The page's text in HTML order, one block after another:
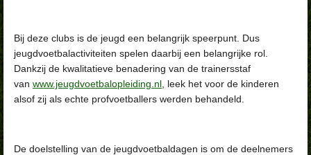
Bij deze clubs is de jeugd een belangrijk speerpunt. Dus
jeugdvoetbalactiviteiten spelen daarbij een belangrijke rol.
Dankzij de kwalitatieve benadering van de trainersstaf
van www.jeugdvoetbalopleiding.nl , leek het voor de kinderen
alsof zij als echte profvoetballers werden behandeld.
De doelstelling van de jeugdvoetbaldagen is om de deelnemers